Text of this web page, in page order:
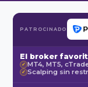
PATROCINADO
El broker
✓ MT4, MT5,
✓ Scalping sin